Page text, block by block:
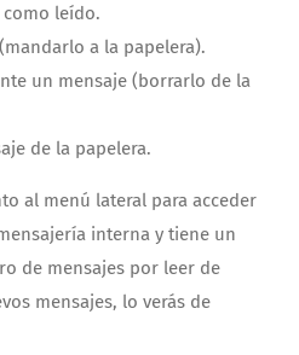
leído.
a la papelera).
un mensaje (borrarlo de la
de la papelera.
al menú lateral para acceder
interna y tiene un
de mensajes por leer de
mensajes, lo verás de